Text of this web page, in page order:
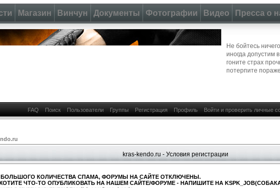
Магазин Винчун Документы Фотографии Видео Пресса о
Не бойтесь
иногда допустим
гоните страх
потерпите
FAQ Поиск Пользователи Группы Регистрация Профиль Войти и проверить личные
kras-kendo.ru - Условия регистрации
БОЛЬШОГО КОЛИЧЕСТВА СПАМА, ФОРУМЫ НА САЙТЕ ОТКЛЮЧЕНЫ.
ЧТО-ТО ОПУБЛИКОВАТЬ НА НАШЕМ САЙТЕ/ФОРУМЕ - НАПИШИТЕ НА